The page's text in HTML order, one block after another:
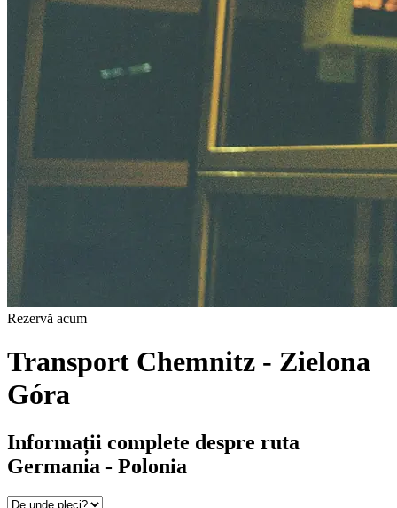
Rezervă acum
Transport Chemnitz - Zielona
Góra
Informații complete despre ruta
Germania - Polonia